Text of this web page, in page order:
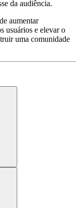
da audiência.
aumentar
usuários e elevar o
uma comunidade